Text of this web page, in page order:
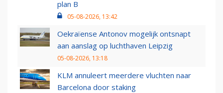
plan B
05-08-2026, 13:42
Oekraïense Antonov mogelijk ontsnapt
aan aanslag op luchthaven Leipzig
05-08-2026, 13:18
KLM annuleert meerdere vluchten naar
Barcelona door staking